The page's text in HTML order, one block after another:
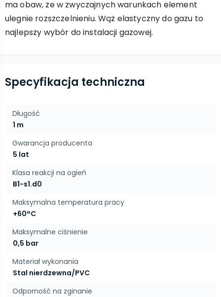
ma obaw, że w zwyczajnych warunkach element
ulegnie rozszczelnieniu. Wąż elastyczny do gazu to
najlepszy wybór do instalacji gazowej.
Specyfikacja techniczna
Długość
1 m
Gwarancja producenta
5 lat
Klasa reakcji na ogień
B1-s1.d0
Maksymalna temperatura pracy
+60°C
Maksymalne ciśnienie
0,5 bar
Materiał wykonania
Stal nierdzewna/PVC
Odporność na zginanie